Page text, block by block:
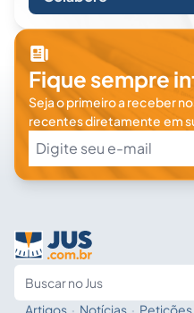
Fique sempre
Seja o primeiro a receber
recentes diretamente em
Artigos · Notícias · Petições